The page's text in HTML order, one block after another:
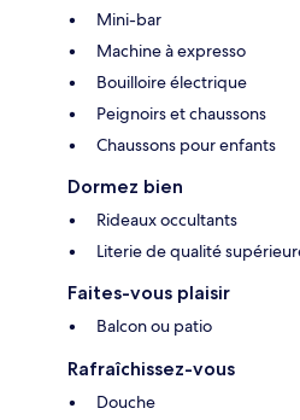
Mini-bar
Machine à expresso
Bouilloire électrique
Peignoirs et chaussons
Chaussons pour enfants
Dormez bien
Rideaux occultants
Literie de qualité
Faites-vous plaisir
Balcon ou patio
Rafraîchissez-vous
Douche